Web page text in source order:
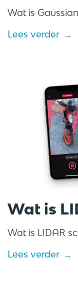
Wat is
Lees verder
Wat is
Wat is LIDAR
Lees verder